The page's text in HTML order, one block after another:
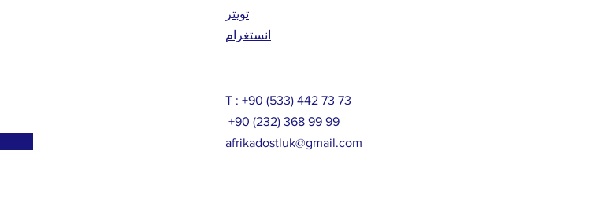
تويتر
انستغرام
T : +90 (533) 442 73 73
+90 (232) 368 99 99
afrikadostluk@gmail.com